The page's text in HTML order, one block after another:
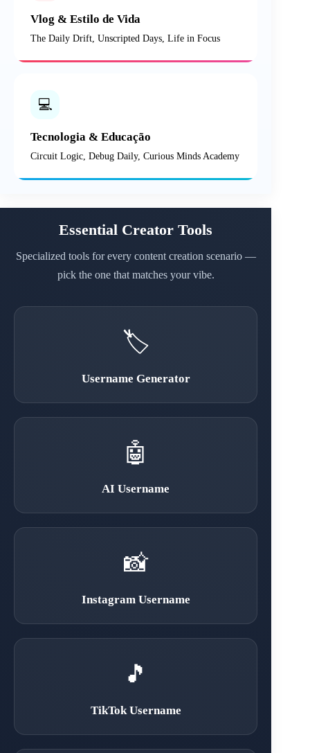
Vlog & Estilo de Vida
The Daily Drift, Unscripted Days, Life in Focus
💻
Tecnologia & Educação
Circuit Logic, Debug Daily, Curious Minds Academy
Essential Creator Tools
Specialized tools for every content creation scenario —
pick the one that matches your vibe.
🏷️
Username Generator
🤖
AI Username
📸
Instagram Username
🎵
TikTok Username